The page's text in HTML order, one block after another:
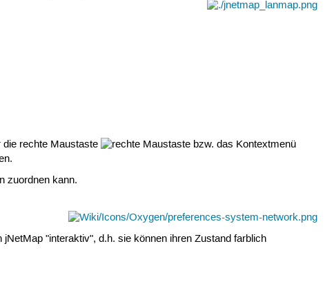
rechte Maustaste
bzw. das Kontextmenü
zuordnen kann.
"interaktiv", d.h. sie können ihren Zustand farblich